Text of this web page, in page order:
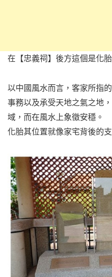
在【忠義祠】後方這個是化
以中國風水而言，客家所指
事務以及承受天地之氣之地
域，而在風水上象徵安穩。
化胎其位置就像家宅背後的支